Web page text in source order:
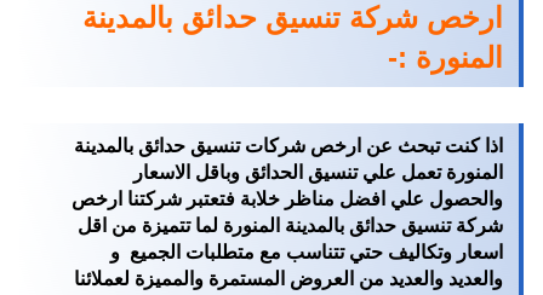
ارخص شركة تنسيق حدائق بالمدينة
المنورة :-
اذا كنت تبحث عن ارخص شركات تنسيق حدائق بالمدينة
المنورة تعمل علي تنسيق الحدائق وباقل الاسعار
والحصول علي افضل مناظر خلابة فتعتبر شركتنا ارخص
شركة تنسيق حدائق بالمدينة المنورة لما تتميزة من اقل
اسعار وتكاليف حتي تتناسب مع متطلبات الجميع و
والعديد والعديد من العروض المستمرة والمميزة لعملائنا